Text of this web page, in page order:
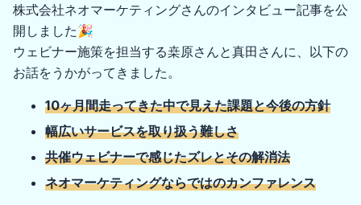
株式会社ネオマーケティングさんのインタビュー記事を公
開しました🎉
ウェビナー施策を担当する桒原さんと真田さんに、以下の
お話をうかがってきました。
10ヶ月間走ってきた中で見えた課題と今後の方針
幅広いサービスを取り扱う難しさ
共催ウェビナーで感じたズレとその解消法
ネオマーケティングならではのカンファレンス